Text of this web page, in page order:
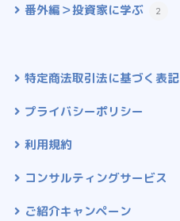
番外編＞投資家に学ぶ 2
特定商法取引法に基づく表記
プライバシーポリシー
利用規約
コンサルティングサービス
ご紹介キャンペーン